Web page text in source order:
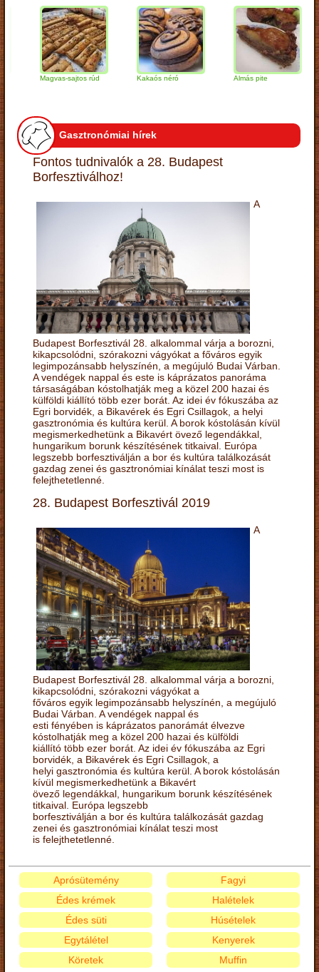
Magvas-sajtos rúd Kakaós néró Almás pite
Gasztronómiai hírek
Fontos tudnivalók a 28. Budapest
Borfesztiválhoz!
A
Budapest Borfesztivál 28. alkalommal várja a borozni,
kikapcsolódni, szórakozni vágyókat a főváros egyik
legimpozánsabb helyszínén, a megújuló Budai Várban.
A vendégek nappal és este is káprázatos panoráma
társaságában kóstolhatják meg a közel 200 hazai és
külföldi kiállító több ezer borát. Az idei év fókuszába az
Egri borvidék, a Bikavérek és Egri Csillagok, a helyi
gasztronómia és kultúra kerül. A borok kóstolásán kívül
megismerkedhetünk a Bikavért övező legendákkal,
hungarikum borunk készítésének titkaival. Európa
legszebb borfesztiválján a bor és kultúra találkozását
gazdag zenei és gasztronómiai kínálat teszi most is
felejthetetlenné.
28. Budapest Borfesztivál 2019
A
Budapest Borfesztivál 28. alkalommal várja a borozni,
kikapcsolódni, szórakozni vágyókat a
főváros egyik legimpozánsabb helyszínén, a megújuló
Budai Várban. A vendégek nappal és
esti fényében is káprázatos panorámát élvezve
kóstolhatják meg a közel 200 hazai és külföldi
kiállító több ezer borát. Az idei év fókuszába az Egri
borvidék, a Bikavérek és Egri Csillagok, a
helyi gasztronómia és kultúra kerül. A borok kóstolásán
kívül megismerkedhetünk a Bikavért
övező legendákkal, hungarikum borunk készítésének
titkaival. Európa legszebb
borfesztiválján a bor és kultúra találkozását gazdag
zenei és gasztronómiai kínálat teszi most
is felejthetetlenné.
Aprósütemény
Édes krémek
Édes süti
Egytálétel
Fagyi
Halételek
Húsételek
Kenyerek
Köretek
Muffin